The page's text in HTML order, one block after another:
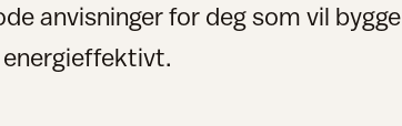
anvisninger for deg som vil bygge
energieffektivt.